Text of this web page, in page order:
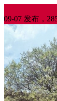
09-07 发布，